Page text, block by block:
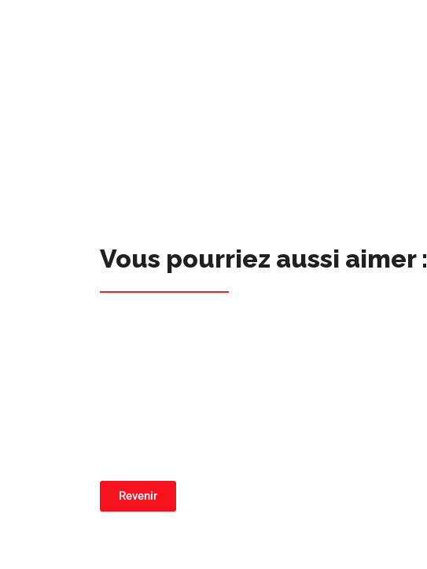
Vous pourriez aussi aimer :
Revenir